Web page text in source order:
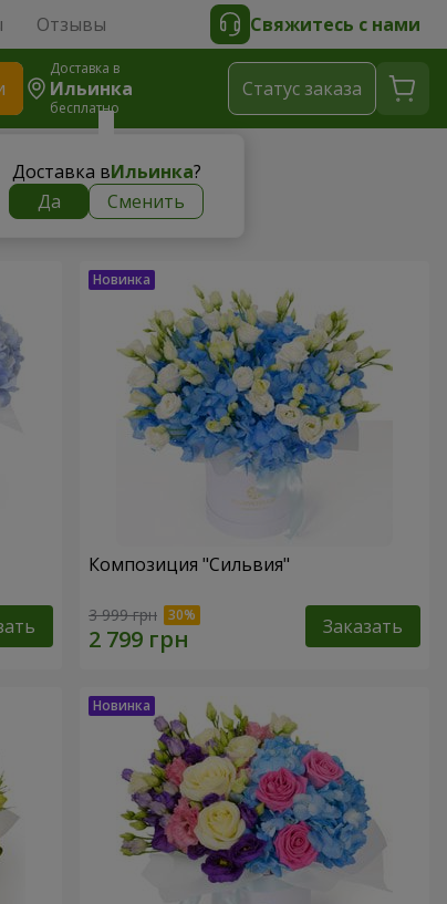
Отзывы Свяжитесь с нами
Доставка в
Ильинка
бесплатно
Доставка вИльинка?
Да
Сменить
Cтатус заказа
Композиция "Сильвия"
3 999 грн Заказать